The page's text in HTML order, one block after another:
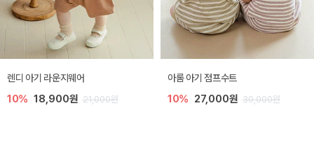
렌디 아기 라운지웨어
10% 18,900원 21,000원
아롬 아기 점프수트
10% 27,000원 30,000원